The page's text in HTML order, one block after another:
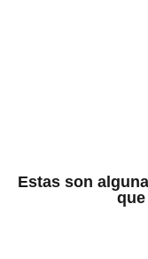
Estas son